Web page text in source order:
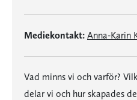
Mediekontakt: Anna-Karin
Vad minns vi och varför?
delar vi och hur skapades